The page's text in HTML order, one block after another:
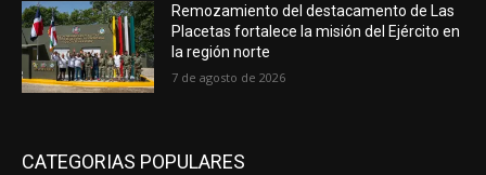
Remozamiento del destacamento de Las
Placetas fortalece la misión del Ejército en
la región norte
7 de agosto de 2026
CATEGORIAS POPULARES